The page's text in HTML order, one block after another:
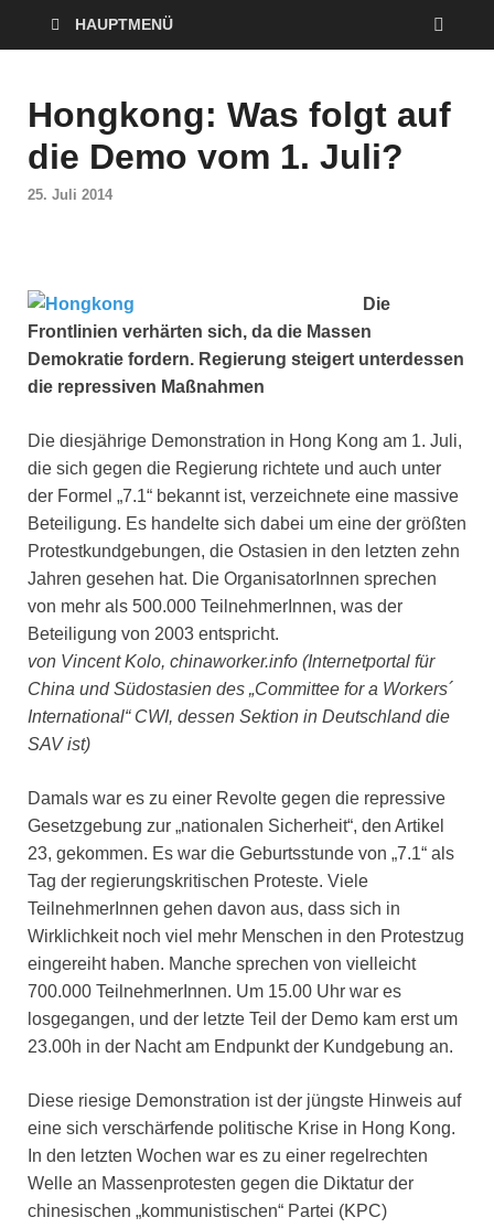
HAUPTMENÜ
Hongkong: Was folgt auf
die Demo vom 1. Juli?
25. Juli 2014
Die
Frontlinien verhärten sich, da die Massen
Demokratie fordern. Regierung steigert unterdessen
die repressiven Maßnahmen
Die diesjährige Demonstration in Hong Kong am 1. Juli,
die sich gegen die Regierung richtete und auch unter
der Formel „7.1“ bekannt ist, verzeichnete eine massive
Beteiligung. Es handelte sich dabei um eine der größten
Protestkundgebungen, die Ostasien in den letzten zehn
Jahren gesehen hat. Die OrganisatorInnen sprechen
von mehr als 500.000 TeilnehmerInnen, was der
Beteiligung von 2003 entspricht.
von Vincent Kolo, chinaworker.info (Internetportal für
China und Südostasien des „Committee for a Workers´
International“ CWI, dessen Sektion in Deutschland die
SAV ist)
Damals war es zu einer Revolte gegen die repressive
Gesetzgebung zur „nationalen Sicherheit“, den Artikel
23, gekommen. Es war die Geburtsstunde von „7.1“ als
Tag der regierungskritischen Proteste. Viele
TeilnehmerInnen gehen davon aus, dass sich in
Wirklichkeit noch viel mehr Menschen in den Protestzug
eingereiht haben. Manche sprechen von vielleicht
700.000 TeilnehmerInnen. Um 15.00 Uhr war es
losgegangen, und der letzte Teil der Demo kam erst um
23.00h in der Nacht am Endpunkt der Kundgebung an.
Diese riesige Demonstration ist der jüngste Hinweis auf
eine sich verschärfende politische Krise in Hong Kong.
In den letzten Wochen war es zu einer regelrechten
Welle an Massenprotesten gegen die Diktatur der
chinesischen „kommunistischen“ Partei (KPC)